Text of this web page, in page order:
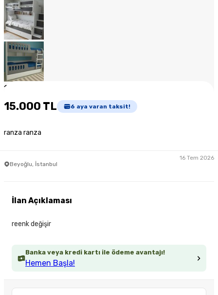
1
15.000 TL 6 aya varan taksit!
ranza ranza
Beyoğlu, İstanbul
16 Tem 2026
Banka veya kredi kartı ile ödeme avantajı!
Hemen Başla!
İlan Açıklaması
reenk değişir